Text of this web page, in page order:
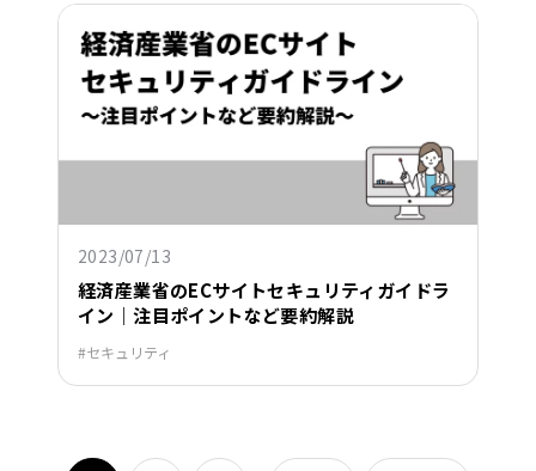
2023/07/13
経済産業省のECサイトセキュリティガイドラ
イン｜注目ポイントなど要約解説
セキュリティ